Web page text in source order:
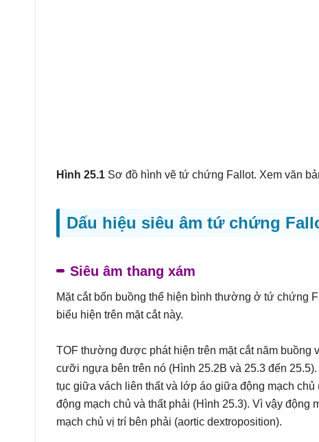
Hình 25.1 Sơ đồ hình vẽ tứ chứng Fallot. Xem văn
Dấu hiệu siêu âm tứ chứng
Siêu âm thang xám
Mặt cắt bốn buồng thể hiện bình thường ở tứ chứng
biểu hiện trên mặt cắt này.
TOF thường được phát hiện trên mặt cắt năm buồng
cưỡi ngựa bên trên nó (Hình 25.2B và 25.3 đến
tục giữa vách liên thất và lớp áo giữa động mạch
động mạch chủ và thất phải (Hình 25.3). Vì vậy
mạch chủ vị trí bên phải (aortic dextroposition).